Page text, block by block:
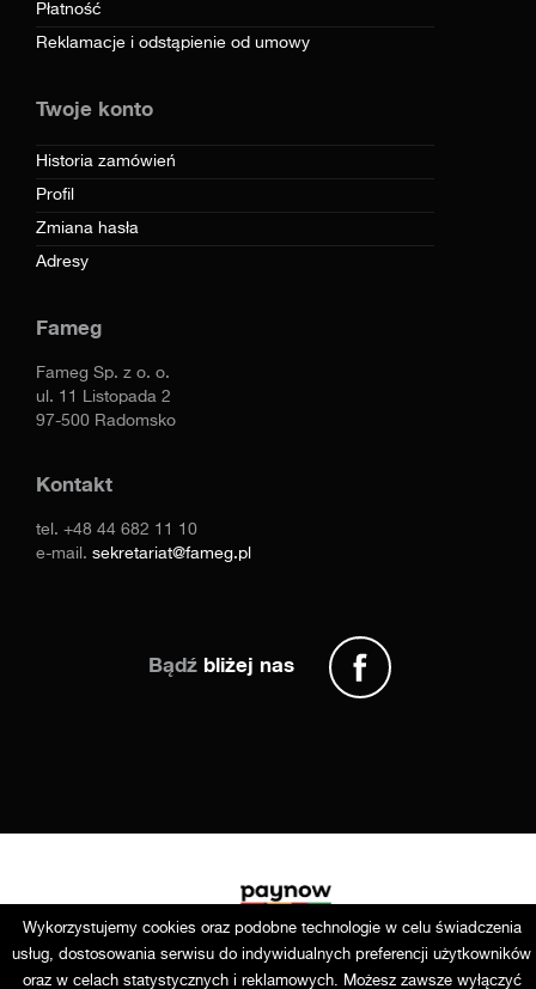
Płatność
Reklamacje i odstąpienie od umowy
Twoje konto
Historia zamówień
Profil
Zmiana hasła
Adresy
Fameg
Fameg Sp. z o. o.
ul. 11 Listopada 2
97-500 Radomsko
Kontakt
tel. +48 44 682 11 10
e-mail. sekretariat@fameg.pl
Bądź bliżej nas
Wykorzystujemy cookies oraz podobne technologie w celu świadczenia
usług, dostosowania serwisu do indywidualnych preferencji użytkowników
oraz w celach statystycznych i reklamowych. Możesz zawsze wyłączyć